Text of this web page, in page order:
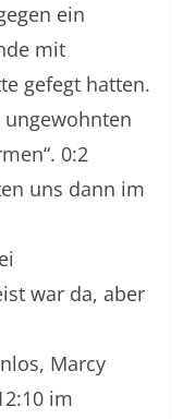
ein
mit
gefegt hatten.
0:2
uns dann im
war da, aber
Marcy
im